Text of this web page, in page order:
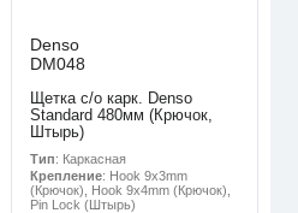
Denso
DM048
Щетка с/о карк. Denso
Standard 480мм (Крючок,
Штырь)
Тип: Каркасная
Крепление: Hook 9x3mm
(Крючок), Hook 9x4mm (Крючок),
Pin Lock (Штырь)